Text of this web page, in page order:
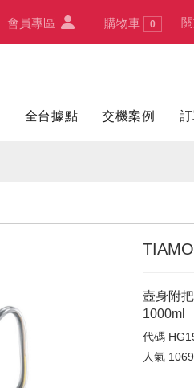
會員專區 購物車 0
全台據點 交機案例
壺身附
1000ml
代碼
人氣